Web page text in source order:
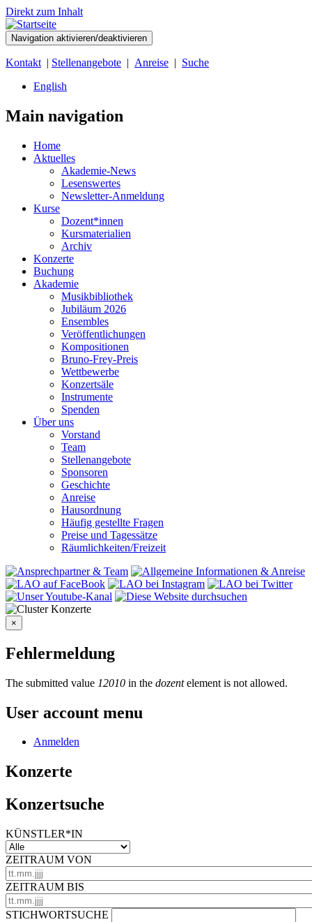
Direkt zum Inhalt
Navigation aktivieren/deaktivieren
Kontakt | Stellenangebote | Anreise | Suche
English
Main navigation
Home
Aktuelles
Akademie-News
Lesenswertes
Newsletter-Anmeldung
Kurse
Dozent*innen
Kursmaterialien
Archiv
Konzerte
Buchung
Akademie
Musikbibliothek
Jubiläum 2026
Ensembles
Veröffentlichungen
Kompositionen
Bruno-Frey-Preis
Wettbewerbe
Konzertsäle
Instrumente
Spenden
Über uns
Vorstand
Team
Stellenangebote
Sponsoren
Geschichte
Anreise
Hausordnung
Häufig gestellte Fragen
Preise und Tagessätze
Räumlichkeiten/Freizeit
×
Fehlermeldung
The submitted value 12010 in the dozentelement is not allowed.
User account menu
Anmelden
Konzerte
Konzertsuche
KÜNSTLER*IN
ZEITRAUM VON
ZEITRAUM BIS
STICHWORTSUCHE